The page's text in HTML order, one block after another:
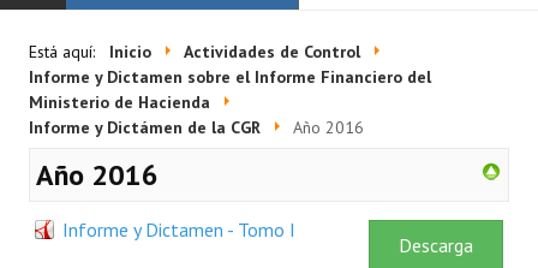
LA CGR
Está aquí: Inicio
Actividades de Control
Informe y Dictamen sobre el Informe Financiero del
Ministerio de Hacienda
Informe y Dictámen de la CGR
Año 2016
Año 2016
Informe y Dictamen - Tomo I
Descarga